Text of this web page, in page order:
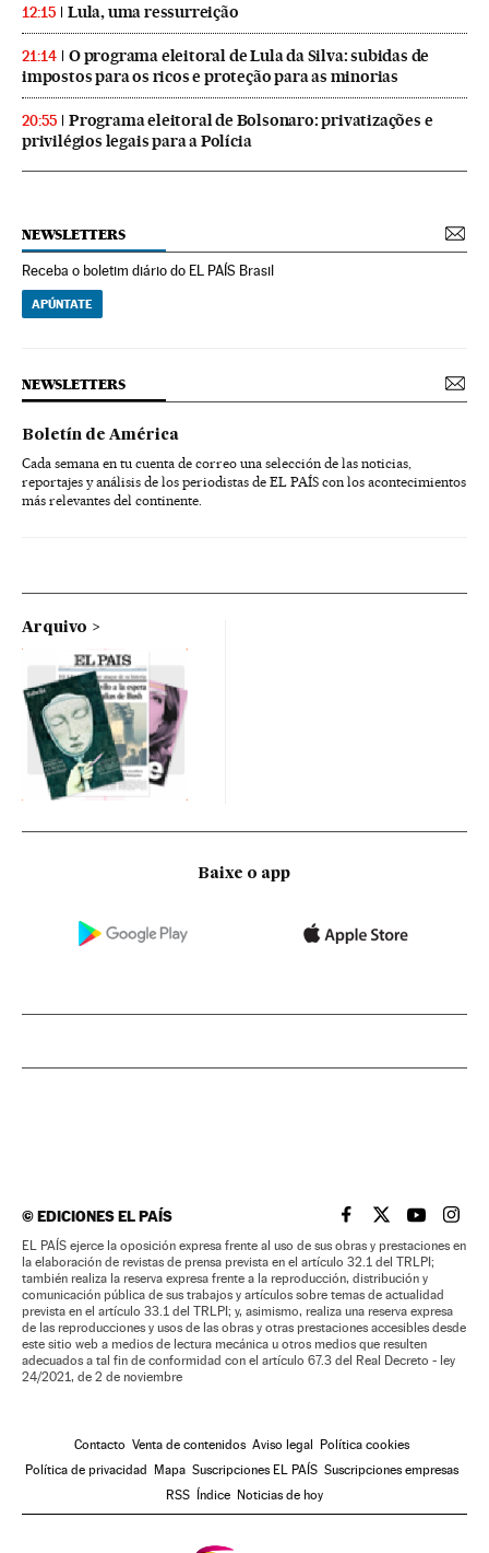
12:15 Lula, uma ressurreição
21:14
O programa eleitoral de Lula da Silva: subidas de
impostos para os ricos e proteção para as minorias
20:55
Programa eleitoral de Bolsonaro: privatizações e
privilégios legais para a Polícia
NEWSLETTERS
Receba o boletim diário do EL PAÍS Brasil
APÚNTATE
NEWSLETTERS
Boletín de América
Cada semana en tu cuenta de correo una selección de las noticias,
reportajes y análisis de los periodistas de EL PAÍS con los acontecimientos
más relevantes del continente.
Arquivo
Baixe o app
©EDICIONES EL PAÍS EL PAÍS BRASIL EN
EL PAÍSEL PAÍS
EL
EL PAÍS ejerce la oposición expresa frente al uso de sus obras y prestaciones en
la elaboración de revistas de prensa prevista en el artículo 32.1 del TRLPI;
también realiza la reserva expresa frente a la reproducción, distribución y
comunicación pública de sus trabajos y artículos sobre temas de actualidad
prevista en el artículo 33.1 del TRLPI; y, asimismo, realiza una reserva expresa
de las reproducciones y usos de las obras y otras prestaciones accesibles desde
este sitio web a medios de lectura mecánica u otros medios que resulten
adecuados a tal fin de conformidad con el artículo 67.3 del Real Decreto - ley
24/2021, de 2 de noviembre
Contacto Venta de contenidos Aviso legal
Política cookies
Política de privacidad
Mapa Suscripciones EL PAÍS Suscripciones empresas
RSS
Índice Noticias de hoy